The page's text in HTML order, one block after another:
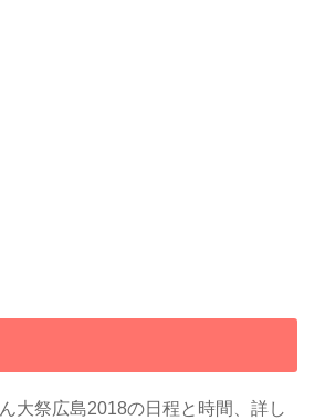
大祭広島2018の日程と時間、詳し